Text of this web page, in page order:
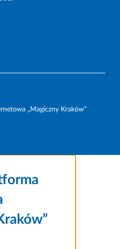
„Magiczny Kraków”